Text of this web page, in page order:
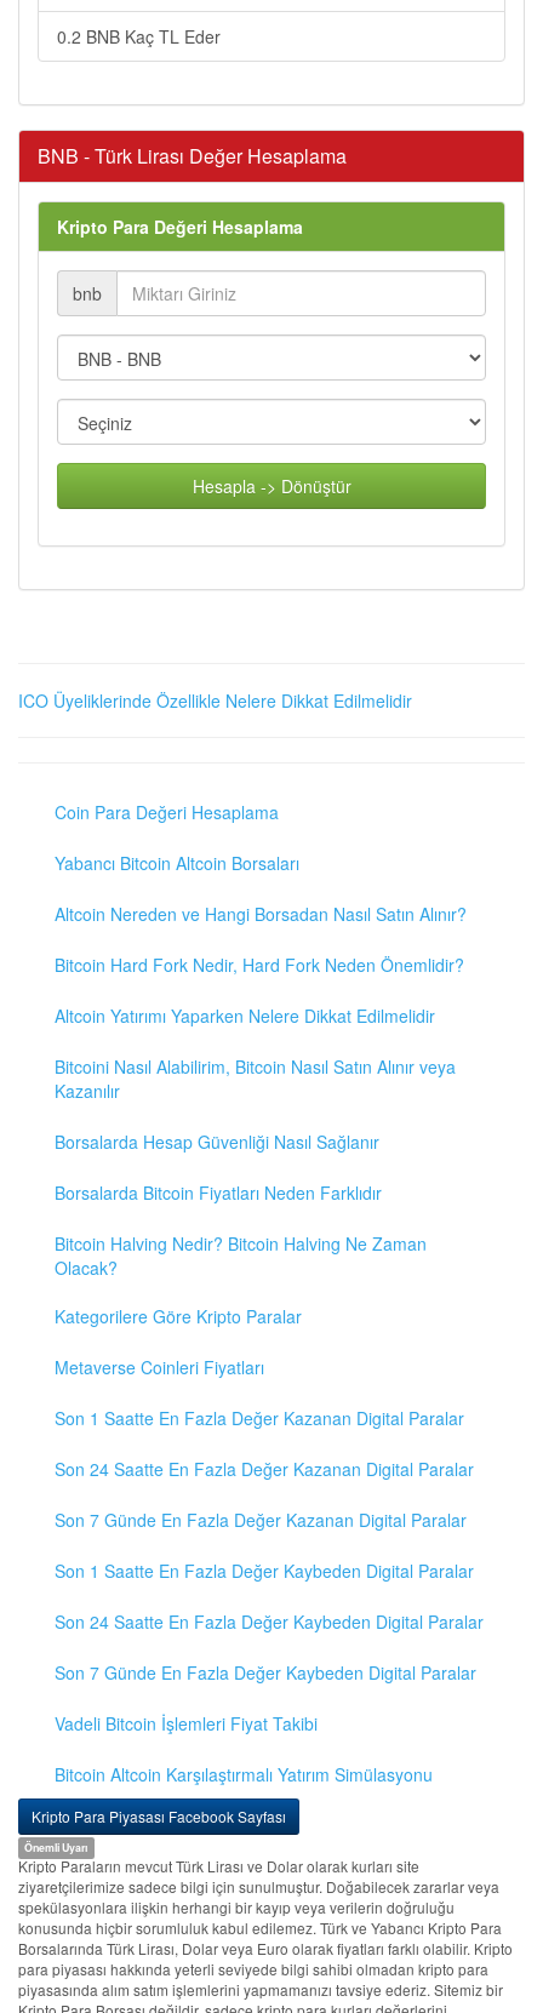
0.2 BNB Kaç TL Eder
BNB - Türk Lirası Değer Hesaplama
Kripto Para Değeri Hesaplama
bnb
Hesapla -> Dönüştür
ICO Üyeliklerinde Özellikle Nelere Dikkat Edilmelidir
Coin Para Değeri Hesaplama
Yabancı Bitcoin Altcoin Borsaları
Altcoin Nereden ve Hangi Borsadan Nasıl Satın Alınır?
Bitcoin Hard Fork Nedir, Hard Fork Neden Önemlidir?
Altcoin Yatırımı Yaparken Nelere Dikkat Edilmelidir
Bitcoini Nasıl Alabilirim, Bitcoin Nasıl Satın Alınır veya
Kazanılır
Borsalarda Hesap Güvenliği Nasıl Sağlanır
Borsalarda Bitcoin Fiyatları Neden Farklıdır
Bitcoin Halving Nedir? Bitcoin Halving Ne Zaman
Olacak?
Kategorilere Göre Kripto Paralar
Metaverse Coinleri Fiyatları
Son 1 Saatte En Fazla Değer Kazanan Digital Paralar
Son 24 Saatte En Fazla Değer Kazanan Digital Paralar
Son 7 Günde En Fazla Değer Kazanan Digital Paralar
Son 1 Saatte En Fazla Değer Kaybeden Digital Paralar
Son 24 Saatte En Fazla Değer Kaybeden Digital Paralar
Son 7 Günde En Fazla Değer Kaybeden Digital Paralar
Vadeli Bitcoin İşlemleri Fiyat Takibi
Bitcoin Altcoin Karşılaştırmalı Yatırım Simülasyonu
Kripto Para Piyasası Facebook Sayfası
Önemli Uyarı
Kripto Paraların mevcut Türk Lirası ve Dolar olarak kurları site
ziyaretçilerimize sadece bilgi için sunulmuştur. Doğabilecek zararlar veya
spekülasyonlara ilişkin herhangi bir kayıp veya verilerin doğruluğu
konusunda hiçbir sorumluluk kabul edilemez. Türk ve Yabancı Kripto Para
Borsalarında Türk Lirası, Dolar veya Euro olarak fiyatları farklı olabilir. Kripto
para piyasası hakkında yeterli seviyede bilgi sahibi olmadan kripto para
piyasasında alım satım işlemlerini yapmamanızı tavsiye ederiz. Sitemiz bir